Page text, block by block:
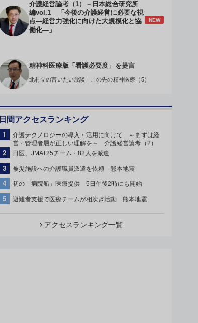
介護経営論考（1）－日本総合研究所
編vol.1 「今後の介護経営に必要な視
点―経営力強化に向けた大規模化と協
働化―」
NEW
精神科医療版「看護必要度」を提言
北村立の言いたい放談 この先の精神医療（5）
日間アクセスランキング
1
介護テクノロジーの導入・活用に向けて ～まずは経
営・管理者層が正しい理解を～ 介護経営論考（2）
2 日医、JMAT25チーム・82人を派遣
3 被災施設への介護職員派遣を依頼 熊本地震
4 初の「病院船」医療提供 5日午後2時にも開始
5 避難者支援で医療チームが相次ぎ活動 熊本地震
アクセスランキング一覧